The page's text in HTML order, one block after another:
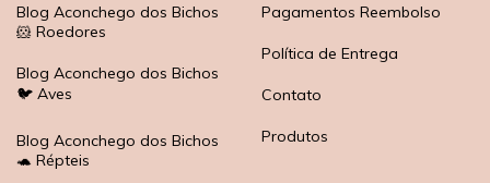
Blog Aconchego dos Bichos
🐹 Roedores
Blog Aconchego dos Bichos
🐦 Aves
Blog Aconchego dos Bichos
🐢 Répteis
Pagamentos Reembolso
Política de Entrega
Contato
Produtos